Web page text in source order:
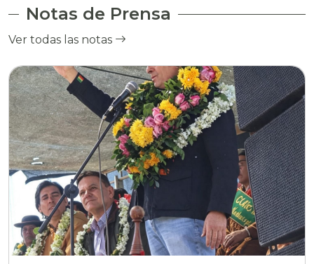
Notas de Prensa
Ver todas las notas